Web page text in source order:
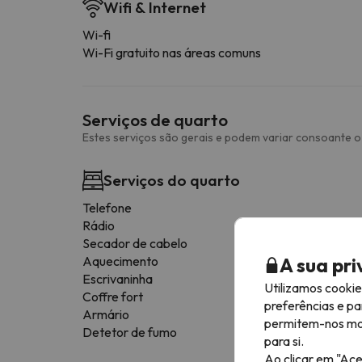
Wifi & Internet
Wi-fi
Wi-Fi gratuito nas áreas comuns
Serviços de quarto
Estes serviços são gerais e podem variar consoante
Serviços do quarto
Telefone
Rádio
Secador de cabelo
Aquecimento
Escrivaninha
Coffre fort
Armário
Detetor de fumo
A sua
Utilizamos
preferências e
permitem-nos
para si.
Ao clicar em